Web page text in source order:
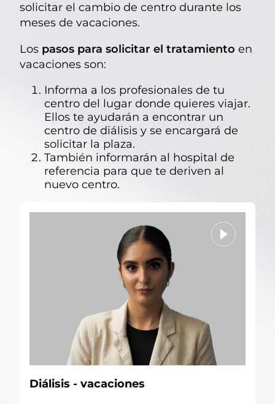
solicitar el cambio de centro durante los
meses de vacaciones.
Los pasos para solicitar el tratamiento en
vacaciones son:
Informa a los profesionales de tu
centro del lugar donde quieres viajar.
Ellos te ayudarán a encontrar un
centro de diálisis y se encargará de
solicitar la plaza.
También informarán al hospital de
referencia para que te deriven al
nuevo centro.
Diálisis - vacaciones